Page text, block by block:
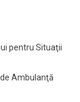
pentru Situaţii
Ambulanţă